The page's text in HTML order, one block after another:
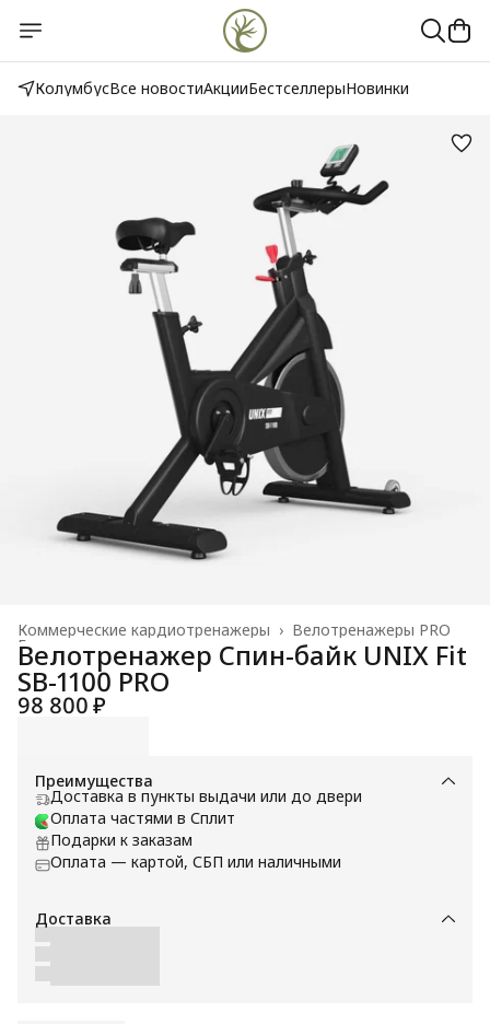
КолумбусВсе новостиАкцииБестселлерыНовинки
Велотренажеры PRO
Коммерческие кардиотренажеры ›
Главная
Велотренажер Спин-байк UNIX Fit
SB-1100 PRO
98 800 ₽
Преимущества
Доставка в пункты выдачи или до двери
Оплата частями в Сплит
Подарки к заказам
Оплата — картой, СБП или наличными
Доставка